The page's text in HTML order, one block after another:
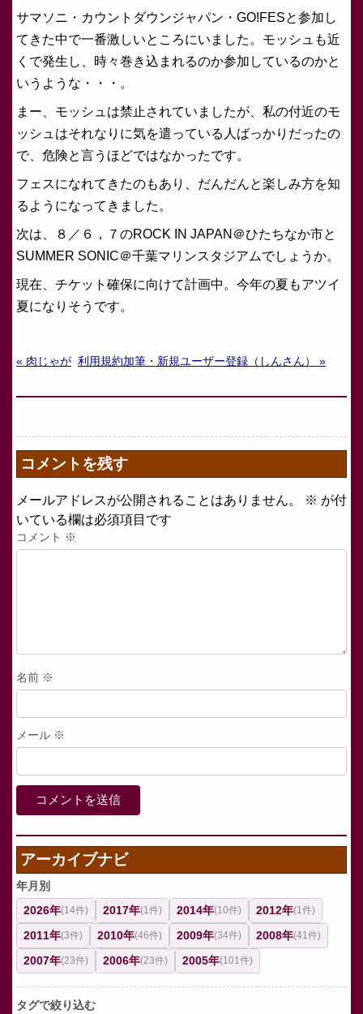
サマソニ・カウントダウンジャパン・GO!FESと参加し
てきた中で一番激しいところにいました。モッシュも近
くで発生し、時々巻き込まれるのか参加しているのかと
いうような・・・。
まー、モッシュは禁止されていましたが、私の付近のモ
ッシュはそれなりに気を遣っている人ばっかりだったの
で、危険と言うほどではなかったです。
フェスになれてきたのもあり、だんだんと楽しみ方を知
るようになってきました。
次は、８／６，７のROCK IN JAPAN＠ひたちなか市と
SUMMER SONIC＠千葉マリンスタジアムでしょうか。
現在、チケット確保に向けて計画中。今年の夏もアツイ
夏になりそうです。
« 肉じゃが 利用規約加筆・新規ユーザー登録（しんさん） »
コメントを残す
メールアドレスが公開されることはありません。 ※ が付
いている欄は必須項目です
コメント ※
名前 ※
メール ※
アーカイブナビ
年月別
2026年(14件) 2017年(1件) 2014年(10件) 2012年(1件)
2011年(3件) 2010年(46件) 2009年(34件) 2008年(41件)
2007年(23件) 2006年(23件) 2005年(101件)
タグで絞り込む